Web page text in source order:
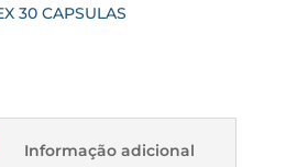
30 CAPSULAS
Informação adicional